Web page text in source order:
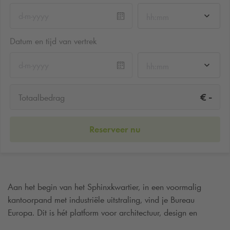
Datum en tijd van vertrek
Totaalbedrag € -
Reserveer nu
Aan het begin van het Sphinxkwartier, in een voormalig
kantoorpand met industriële uitstraling, vind je Bureau
Europa. Dit is hét platform voor architectuur, design en